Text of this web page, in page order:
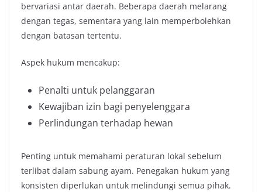
bervariasi antar daerah. Beberapa daerah melarang
dengan tegas, sementara yang lain memperbolehkan
dengan batasan tertentu.
Aspek hukum mencakup:
Penalti untuk pelanggaran
Kewajiban izin bagi penyelenggara
Perlindungan terhadap hewan
Penting untuk memahami peraturan lokal sebelum
terlibat dalam sabung ayam. Penegakan hukum yang
konsisten diperlukan untuk melindungi semua pihak.